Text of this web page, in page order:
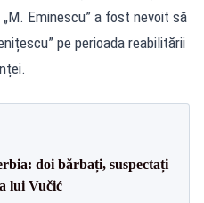
Eminescu” a fost nevoit să
pe perioada reabilitării
doi bărbați, suspectați
lui Vučić